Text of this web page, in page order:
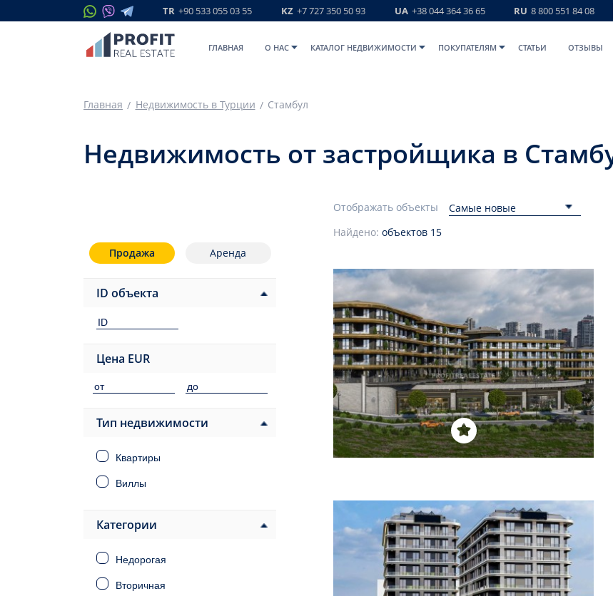
TR +90 533 055 03 55 KZ +7 727 350 50 93 UA +38 044 364 36 65 RU 8 800 551 84 08
ГЛАВНАЯ O НАС КАТАЛОГ НЕДВИЖИМОСТИ ПОКУПАТЕЛЯМ СТАТЬИ ОТЗЫВЫ
Главная Недвижимость в Турции Стамбул
Недвижимость от застройщика в
Продажа Аренда
ID объекта
Цена EUR
Тип недвижимости
Квартиры
Виллы
Категории
Недорогая
Вторичная
Отображать объекты Самые новые
Найдено: объектов 15